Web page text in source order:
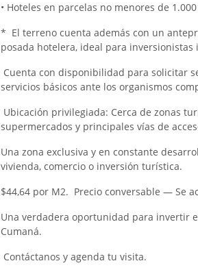
• Hoteles en parcelas no menores de 1.000
* El terreno cuenta además con un
posada hotelera, ideal para
Cuenta con disponibilidad para solicitar
servicios básicos ante los organismos
Ubicación privilegiada: Cerca de zonas
supermercados y principales vías de
Una zona exclusiva y en constante
vivienda, comercio o inversión turística.
$44,64 por M2. Precio conversable — Se
Una verdadera oportunidad para invertir
Cumaná.
Contáctanos y agenda tu visita.